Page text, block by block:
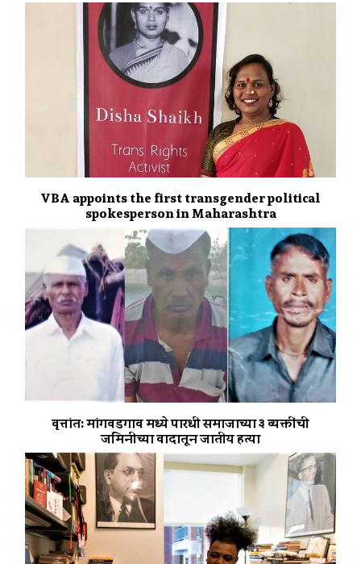
VBA appoints the first transgender political
spokesperson in Maharashtra
वृत्तांत: मांगवडगाव मध्ये पारधी समाजाच्या ३ व्यक्तींची
जमिनीच्या वादातून जातीय हत्या